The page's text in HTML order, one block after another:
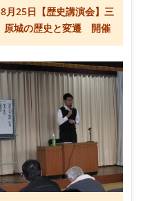
8月25日【歴史講演会】三
原城の歴史と変遷 開催